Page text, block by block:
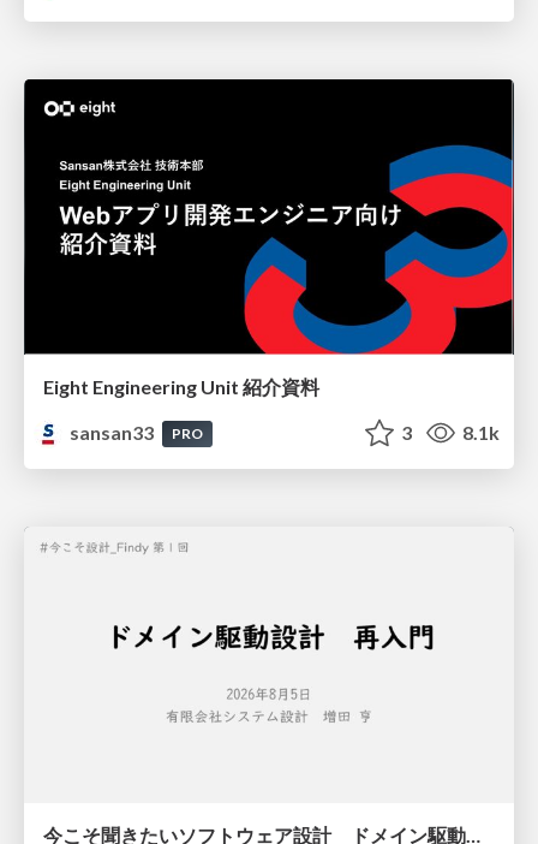
Eight Engineering Unit 紹介資料
sansan33
PRO 3 8.1k